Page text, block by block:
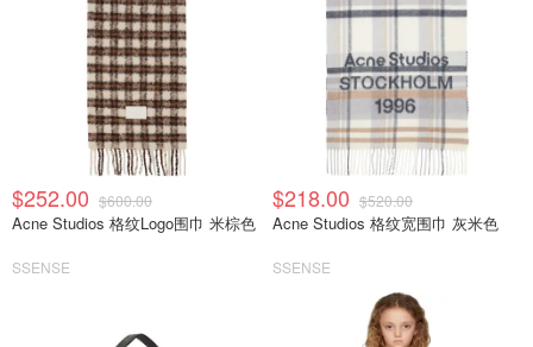
$252.00 $600.00
Acne Studios 格纹Logo围巾 米棕色
SSENSE
$218.00 $520.00
Acne Studios 格纹宽围巾 灰米色
SSENSE